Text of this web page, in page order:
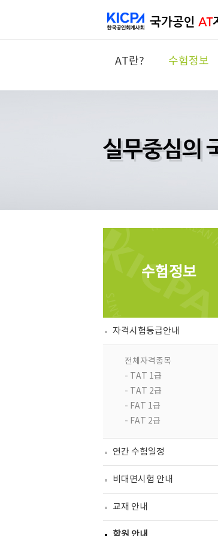
AT란? 수험정보
수험정보
자격시험등급안내
전체자격종목
- TAT 1급
- TAT 2급
- FAT 1급
- FAT 2급
연간 수험일정
비대면시험 안내
교재 안내